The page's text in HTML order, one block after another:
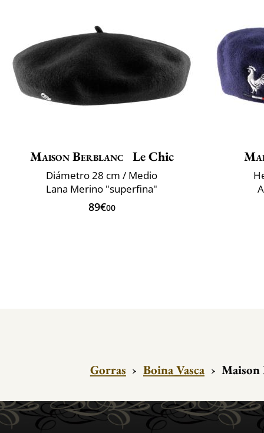
Maison Berblanc Le Chic
Diámetro 28 cm / Medio
Lana Merino "superfina"
89€00
Gorras › Boina Vasca › Maison